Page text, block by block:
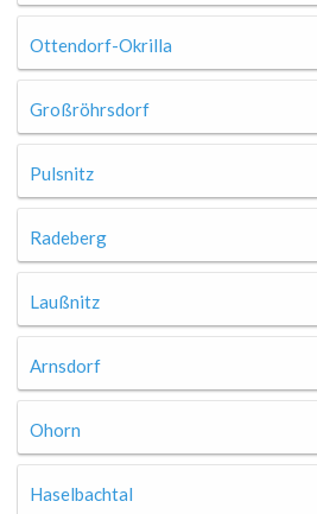
Ottendorf-Okrilla
Großröhrsdorf
Pulsnitz
Radeberg
Laußnitz
Arnsdorf
Ohorn
Haselbachtal